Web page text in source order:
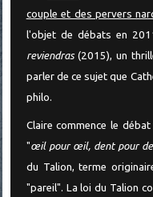
couple et des pervers
l'objet de débats en
reviendras(2015), un
parler de ce sujet que
philo.
Claire commence le
"œil pour œil, dent pour
du Talion, terme
"pareil". La loi du Talion